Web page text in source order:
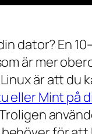
dator? En
är mer
är att du
eller Mint på